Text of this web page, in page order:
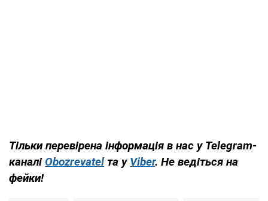
Тільки перевірена інформація в нас у Telegram-
каналі Obozrevatel та у Viber. Не ведіться на
фейки!